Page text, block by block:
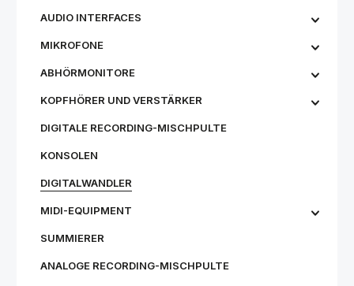
AUDIO INTERFACES
MIKROFONE
ABHÖRMONITORE
KOPFHÖRER UND VERSTÄRKER
DIGITALE RECORDING-MISCHPULTE
KONSOLEN
DIGITALWANDLER
MIDI-EQUIPMENT
SUMMIERER
ANALOGE RECORDING-MISCHPULTE